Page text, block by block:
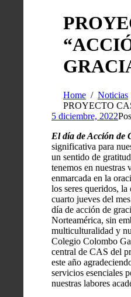
Home
Noticias
PROYECTO
5 diciembre, 2022
El día de Acción de
significativa para
un sentido de
tenemos en nuestras
enmarcada en la
los seres queridos, la
cuarto jueves del
día de acción de
Norteamérica, sin
multiculturalidad y
Colegio Colombo
central de CAS del
este año
servicios esenciales
nuestras labores